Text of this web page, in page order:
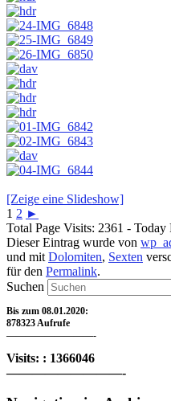
[Zeige eine Slideshow]
1 2 ►
Total Page Visits: 2361 - Today
Dieser Eintrag wurde von
und mit Dolomiten, Sexten
für den Permalink.
Suchen
Bis zum 08.01.2020:
878323 Aufrufe
—————————-
Visits: : 1366046
—————————-